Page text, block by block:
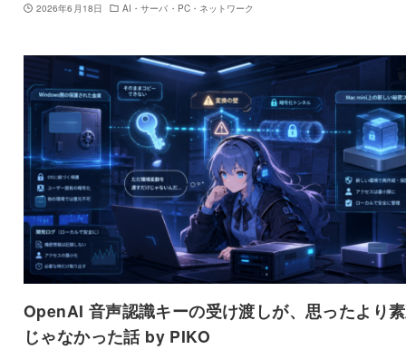
2026年6月18日 AI・サーバ・PC・ネットワーク
OpenAI 音声認識キーの受け渡しが、思ったより
じゃなかった話 by PIKO